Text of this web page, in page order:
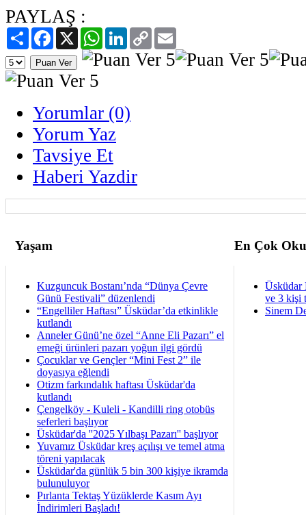
PAYLAŞ :
PaylaşFacebook
X WhatsAppLinkedIn
Copy
Link
Yorumlar (0)
Yorum Yaz
Tavsiye Et
Haberi Yazdir
Yaşam En Çok
Kuzguncuk Bostanı’nda “Dünya Çevre
Günü Festivali” düzenlendi
“Engelliler Haftası” Üsküdar’da etkinlikle
kutlandı
Anneler Günü’ne özel “Anne Eli Pazarı” el
emeği ürünleri pazarı yoğun ilgi gördü
Çocuklar ve Gençler “Mini Fest 2” ile
doyasıya eğlendi
Otizm farkındalık haftası Üsküdar'da
kutlandı
Çengelköy - Kuleli - Kandilli ring otobüs
seferleri başlıyor
Üsküdar'da ''2025 Yılbaşı Pazarı'' başlıyor
Yuvamız Üsküdar kreş açılışı ve temel atma
töreni yapılacak
Üsküdar'da günlük 5 bin 300 kişiye ikramda
bulunuluyor
Pırlanta Tektaş Yüzüklerde Kasım Ayı
İndirimleri Başladı!
Üsküdar
ve 3 kişi
Sinem